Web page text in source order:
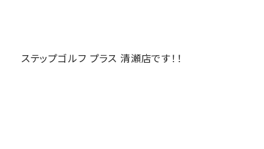
ステップゴルフ プラス 清瀬店です！！